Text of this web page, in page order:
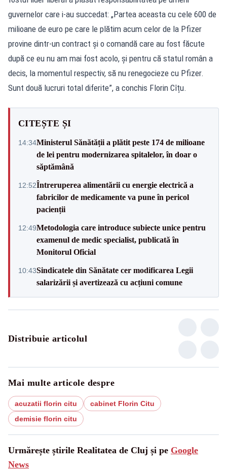
guvernelor care i-au succedat: „Partea aceasta cu cele 600 de
milioane de euro pe care le plătim acum celor de la Pfizer
provine dintr-un contract și o comandă care au fost făcute
după ce eu nu am mai fost acolo, și pentru că statul român a
decis, la momentul respectiv, să nu renegocieze cu Pfizer.
Sunt două lucruri total diferite”, a conchis Florin Cîțu.
CITEȘTE ȘI
14:34Ministerul Sănătății a plătit peste 174 de milioane
de lei pentru modernizarea spitalelor, în doar o
săptămână
12:52Întreruperea alimentării cu energie electrică a
fabricilor de medicamente va pune în pericol
pacienții
12:49Metodologia care introduce subiecte unice pentru
examenul de medic specialist, publicată în
Monitorul Oficial
10:43Sindicatele din Sănătate cer modificarea Legii
salarizării și avertizează cu acțiuni comune
Distribuie articolul
Mai multe articole despre
acuzatii florin citu
cabinet Florin Citu
demisie florin citu
Urmărește știrile Realitatea de Cluj și pe Google
News